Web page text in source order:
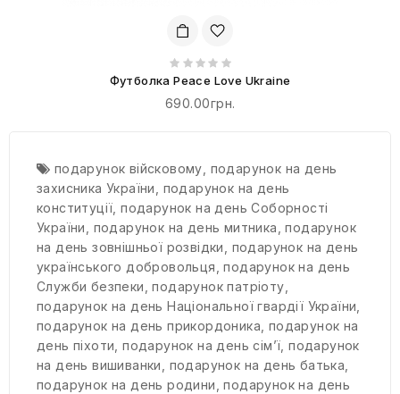
Футболка Peace Love Ukraine
690.00грн.
подарунок війсковому подарунок на день
захисника України
подарунок на день
конституції ,подарунок на день Соборності
України
подарунок на день митника ,подарунок
на день зовнішньої розвідки
подарунок на день
українського добровольця ,подарунок на день
Служби безпеки ,подарунок патріоту
подарунок на день Національної гвардії України
подарунок на день прикордоника подарунок на
день піхоти ,подарунок на день сім’ї ,подарунок
на день вишиванки
подарунок на день батька
подарунок на день родини ,подарунок на день